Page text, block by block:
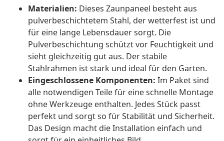
Materialien: Dieses Zaunpaneel besteht aus
pulverbeschichtetem Stahl, der wetterfest ist und
für eine lange Lebensdauer sorgt. Die
Pulverbeschichtung schützt vor Feuchtigkeit und
sieht gleichzeitig gut aus. Der stabile
Stahlrahmen ist stark und ideal für den Garten.
Eingeschlossene Komponenten: Im Paket sind
alle notwendigen Teile für eine schnelle Montage
ohne Werkzeuge enthalten. Jedes Stück passt
perfekt und sorgt so für Stabilität und Sicherheit.
Das Design macht die Installation einfach und